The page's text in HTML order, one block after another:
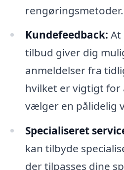
rengøringsmetoder.
Kundefeedback: At
tilbud giver dig
anmeldelser fra
hvilket er vigtigt for
vælger en pålidelig
Specialiseret
kan tilbyde
der tilpasses dine